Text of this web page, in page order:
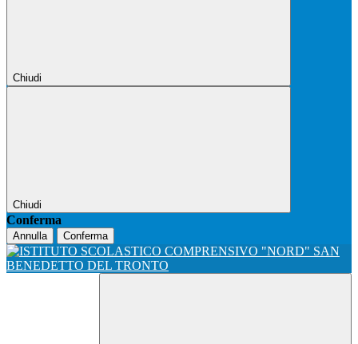
Chiudi
Chiudi
Conferma
Annulla Conferma